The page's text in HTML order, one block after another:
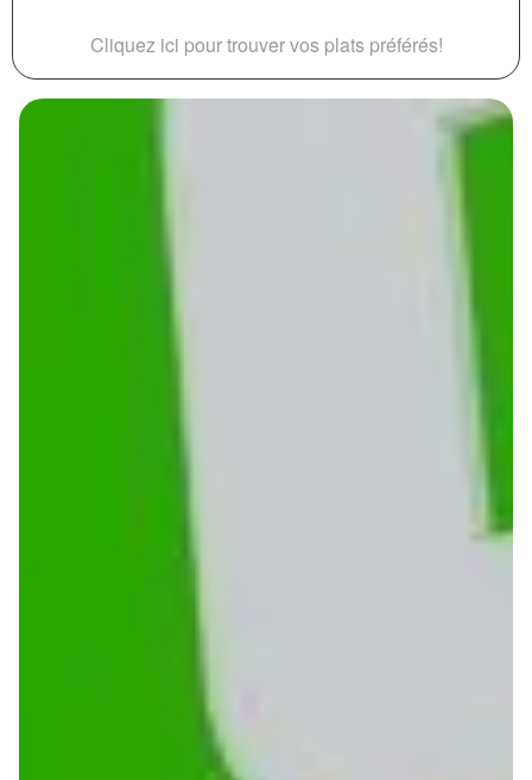
Cliquez ici pour trouver vos plats préférés!